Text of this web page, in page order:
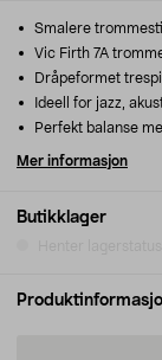
Butikklager
Smalere
Vic Firth 7A
Dråpeformet
Ideell for jazz,
Perfekt balanse
Mer informasjon